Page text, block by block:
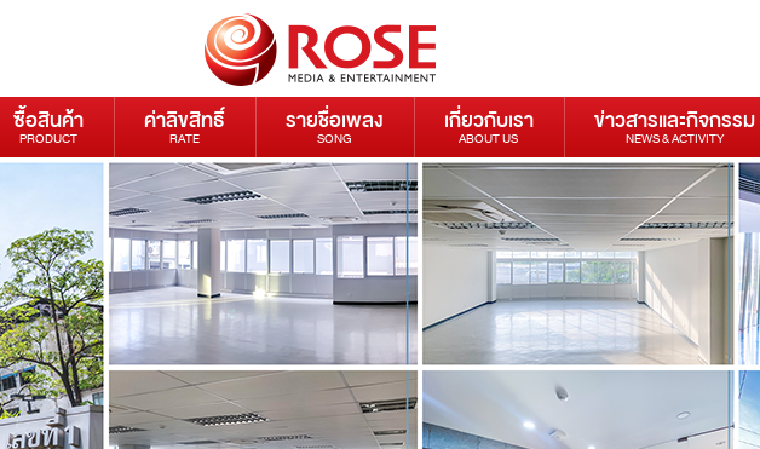
ซื้อสินค้า
PRODUCT
ค่าลิขสิทธิ์
RATE
รายชื่อเพลง
SONG
เกี่ยวกับเรา
ABOUT US
ข่าวสารและกิจกรรม
NEWS & ACTIVITY